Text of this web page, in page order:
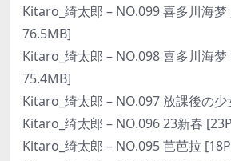
Kitaro_绮太郎 – NO.099 喜多川海
76.5MB]
Kitaro_绮太郎 – NO.098 喜多川海
75.4MB]
Kitaro_绮太郎 – NO.097 放課後の
Kitaro_绮太郎 – NO.096 23新春
Kitaro_绮太郎 – NO.095 芭芭拉